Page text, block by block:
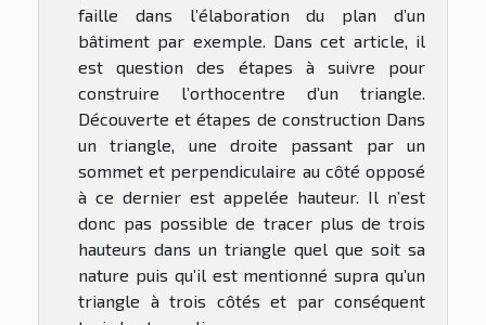
faille dans l’élaboration du plan d’un
bâtiment par exemple. Dans cet article, il
est question des étapes à suivre pour
construire l’orthocentre d’un triangle.
Découverte et étapes de construction Dans
un triangle, une droite passant par un
sommet et perpendiculaire au côté opposé
à ce dernier est appelée hauteur. Il n’est
donc pas possible de tracer plus de trois
hauteurs dans un triangle quel que soit sa
nature puis qu’il est mentionné supra qu’un
triangle à trois côtés et par conséquent